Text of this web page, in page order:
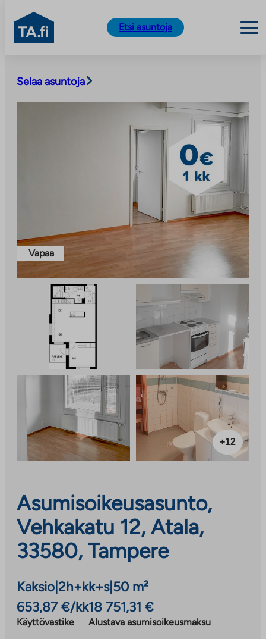
sisältöön
TA.fi
Etsi asuntoja
Selaa asuntoja
Vapaa
+12
Asumisoikeusasunto,
Vehkakatu 12, Atala,
33580, Tampere
Kaksio 2h+kk+s| 50 m²
653,87 €/kk
Käyttövastike
18 751,31 €
Alustava asumisoikeusmaksu